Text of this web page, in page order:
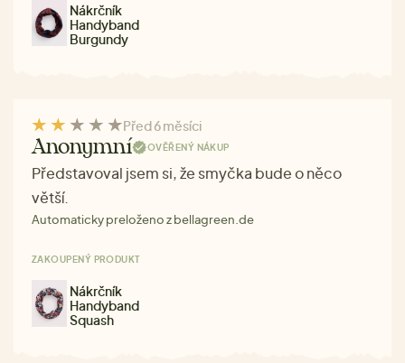
Nákrčník
Handyband
Burgundy
Před 6 měsíci
Anonymní OVĚŘENÝ NÁKUP
Představoval jsem si, že smyčka bude o něco
větší.
Automaticky preloženo z bellagreen.de
ZAKOUPENÝ PRODUKT
Nákrčník
Handyband
Squash